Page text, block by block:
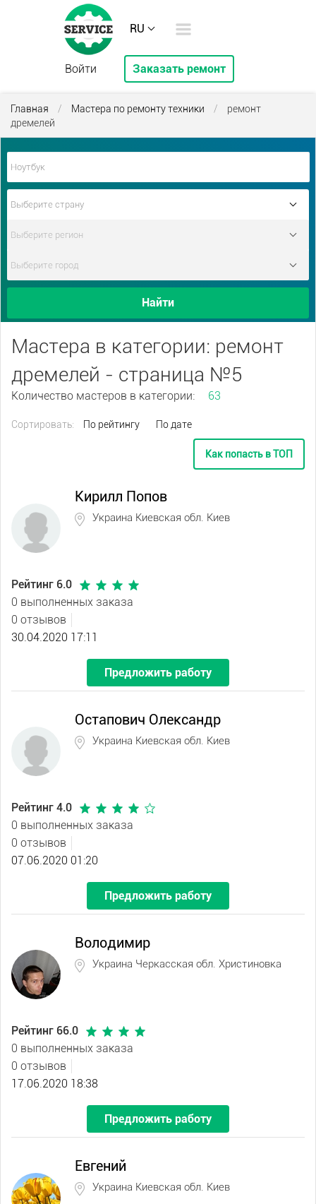
RU
Войти Заказать ремонт
Главная / Мастера по ремонту техники /
ремонт
дремелей
Найти
Мастера в категории: ремонт
дремелей - страница №5
Количество мастеров в категории: 63
Сортировать: По рейтингу По дате
Как попасть в ТОП
Кирилл Попов
Украина Киевская обл. Киев
Рейтинг 6.0
0 выполненных заказа
0 отзывов
30.04.2020 17:11
Предложить работу
Остапович Олександр
Украина Киевская обл. Киев
Рейтинг 4.0
0 выполненных заказа
0 отзывов
07.06.2020 01:20
Предложить работу
Володимир
Украина Черкасская обл. Христиновка
Рейтинг 66.0
0 выполненных заказа
0 отзывов
17.06.2020 18:38
Предложить работу
Евгений
Украина Киевская обл. Киев